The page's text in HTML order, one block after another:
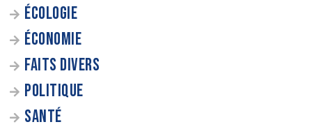
ÉCOLOGIE
ÉCONOMIE
FAITS DIVERS
POLITIQUE
SANTÉ